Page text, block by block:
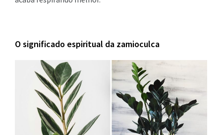
O significado espiritual da zamioculca